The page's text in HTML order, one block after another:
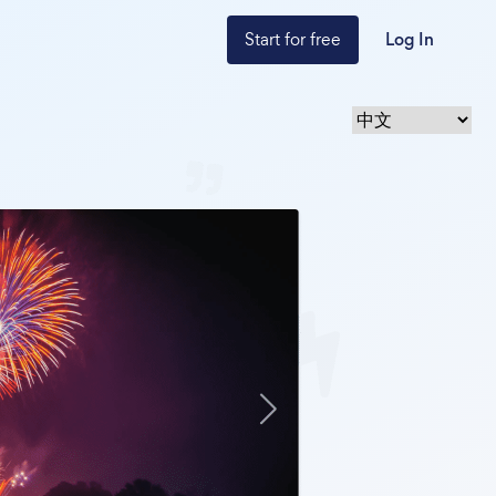
Start for free Log In